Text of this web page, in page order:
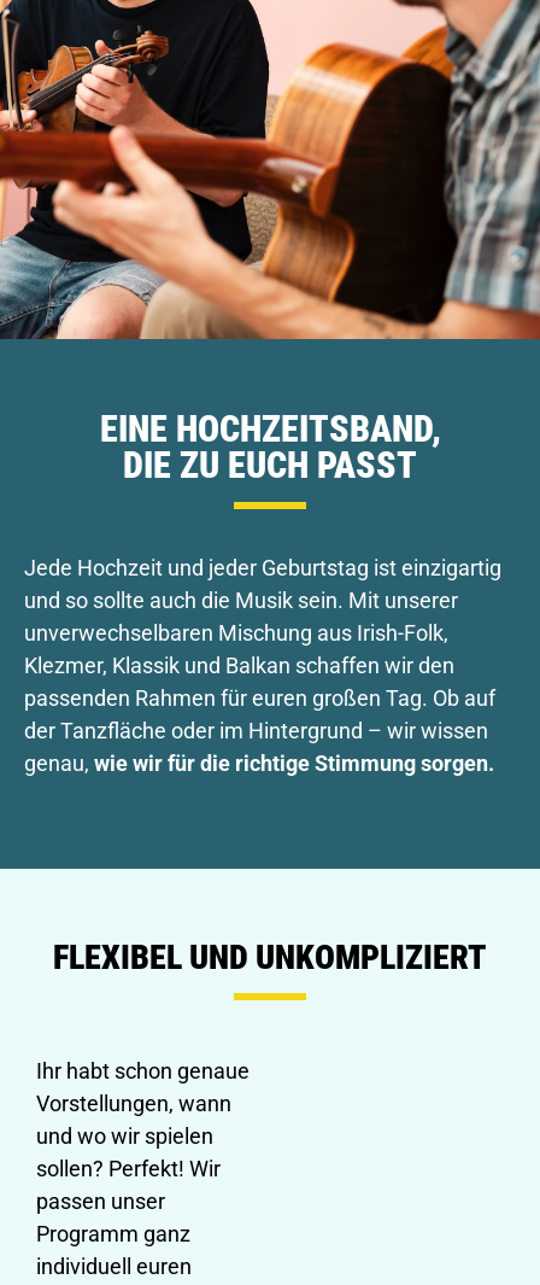
EINE HOCHZEITSBAND,
DIE ZU EUCH PASST
Jede Hochzeit und jeder Geburtstag ist einzigartig
und so sollte auch die Musik sein. Mit unserer
unverwechselbaren Mischung aus Irish-Folk,
Klezmer, Klassik und Balkan schaffen wir den
passenden Rahmen für euren großen Tag. Ob auf
der Tanzfläche oder im Hintergrund – wir wissen
genau, wie wir für die richtige Stimmung sorgen.
FLEXIBEL UND UNKOMPLIZIERT
Ihr habt schon genaue
Vorstellungen, wann
und wo wir spielen
sollen? Perfekt! Wir
passen unser
Programm ganz
individuell euren